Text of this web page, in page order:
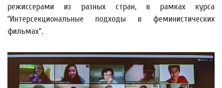
режиссерами из разных стран, в рамках курса
“Интерсекциональные подходы в феминистических
фильмах”.